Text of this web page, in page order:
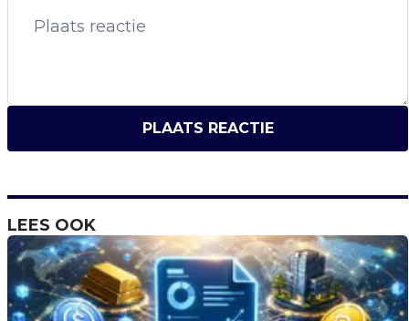
PLAATS REACTIE
LEES OOK